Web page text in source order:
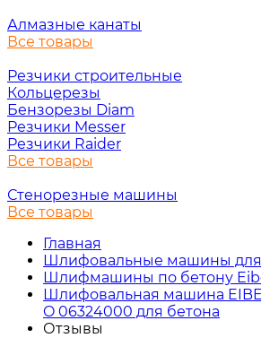
Алмазные канаты
Все товары
Резчики строительные
Кольцерезы
Бензорезы Diam
Резчики Messer
Резчики Raider
Все товары
Стенорезные машины
Все товары
Главная
Шлифовальные машины для
Шлифмашины по бетону
Шлифовальная машина
O 06324000 для бетона
Отзывы